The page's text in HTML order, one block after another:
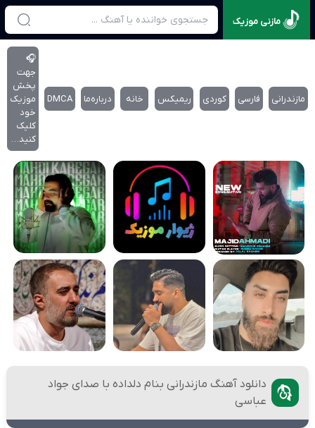
مازنی موزیک
مازندرانی فارسی کوردی ریمیکس خانه درباره‌‌ما DMCA
🎧
جهت
پخش
موزیک
خود
کلیک
کنید…
دانلود آهنگ مازندرانی بنام دلداده با صدای جواد
عباسی